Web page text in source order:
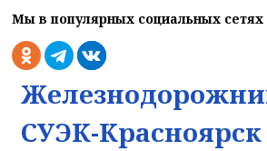
Мы в популярных социальных сетях
СУЭК-